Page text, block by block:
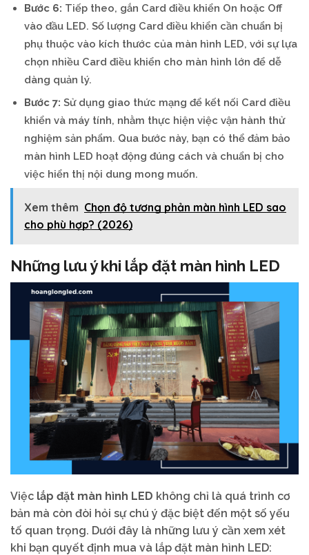
Bước 6: Tiếp theo, gắn Card điều khiển On hoặc Off
vào đầu LED. Số lượng Card điều khiển cần chuẩn bị
phụ thuộc vào kích thước của màn hình LED, với sự lựa
chọn nhiều Card điều khiển cho màn hình lớn để dễ
dàng quản lý.
Bước 7: Sử dụng giao thức mạng để kết nối Card điều
khiển và máy tính, nhằm thực hiện việc vận hành thử
nghiệm sản phẩm. Qua bước này, bạn có thể đảm bảo
màn hình LED hoạt động đúng cách và chuẩn bị cho
việc hiển thị nội dung mong muốn.
Xem thêm Chọn độ tương phản màn hình LED sao
cho phù hợp? (2026)
Những lưu ý khi lắp đặt màn hình LED
Việc lắp đặt màn hình LED không chỉ là quá trình cơ
bản mà còn đòi hỏi sự chú ý đặc biệt đến một số yếu
tố quan trọng. Dưới đây là những lưu ý cần xem xét
khi bạn quyết định mua và lắp đặt màn hình LED: